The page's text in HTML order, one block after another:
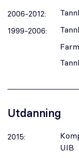
Oral kirurgi
Oral protetikk
2006-2012:
1999-2006:
Utdanning
2015:
UIB